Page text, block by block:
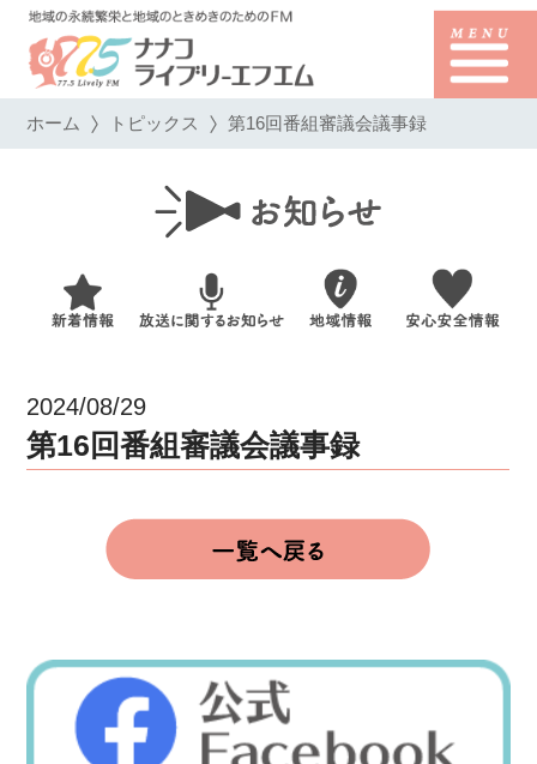
ホーム トピックス 第16回番組審議会議事録
2024/08/29
第16回番組審議会議事録